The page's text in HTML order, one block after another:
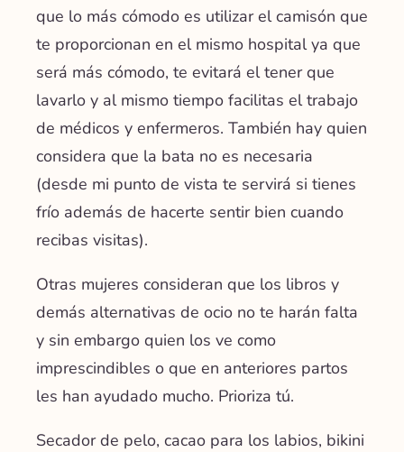
que lo más cómodo es utilizar el camisón que
te proporcionan en el mismo hospital ya que
será más cómodo, te evitará el tener que
lavarlo y al mismo tiempo facilitas el trabajo
de médicos y enfermeros. También hay quien
considera que la bata no es necesaria
(desde mi punto de vista te servirá si tienes
frío además de hacerte sentir bien cuando
recibas visitas).
Otras mujeres consideran que los libros y
demás alternativas de ocio no te harán falta
y sin embargo quien los ve como
imprescindibles o que en anteriores partos
les han ayudado mucho. Prioriza tú.
Secador de pelo, cacao para los labios, bikini